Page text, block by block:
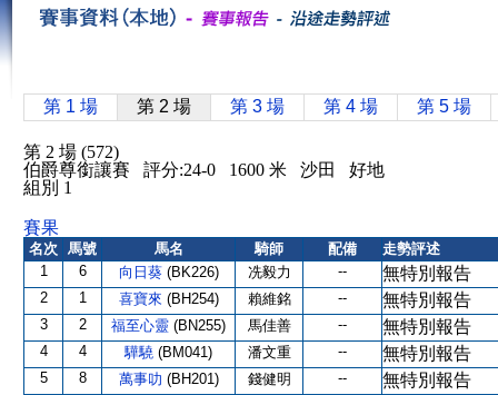
第 1 場 第 2 場 第 3 場 第 4 場 第 5 場
第 2 場 (572)
伯爵尊銜讓賽 評分:24-0 1600 米 沙田 好地
組別 1
賽果
名次 馬號 馬名 騎師 配備
走勢評述
1
6 向日葵 (BK226) 冼毅力 -- 無特別報告
2 1 喜寶來 (BH254) 賴維銘 -- 無特別報告
3 2 福至心靈 (BN255) 馬佳善 -- 無特別報告
4 4 驊驍 (BM041) 潘文重 -- 無特別報告
5 8 萬事叻 (BH201) 錢健明 -- 無特別報告